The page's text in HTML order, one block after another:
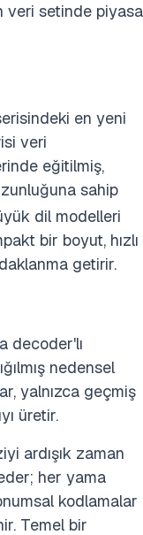
veri setinde piyasa
en yeni
veri
eğitilmiş,
sahip
dil modelleri
bir boyut, hızlı
getirir.
decoder'lı
nedensel
yalnızca geçmiş
üretir.
ardışık zaman
her yama
kodlamalar
Temel bir